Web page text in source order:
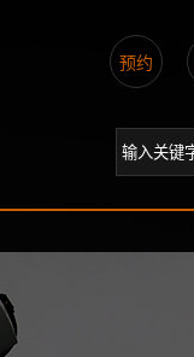
预约